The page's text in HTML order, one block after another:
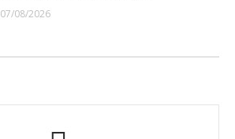
07/08/2026